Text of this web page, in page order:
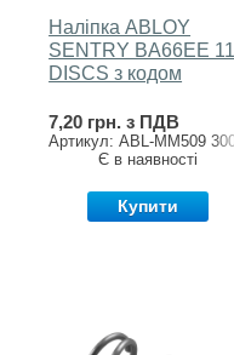
Наліпка ABLOY
SENTRY BA66EE 11
DISCS з кодом
7,20 грн. з ПДВ
Артикул: ABL-MM509
Є в наявності
Купити